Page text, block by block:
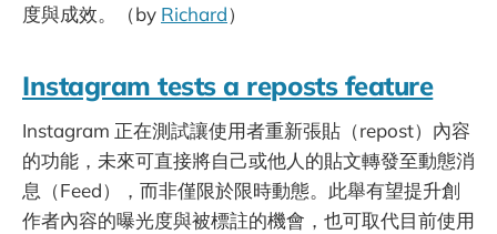
度與成效。（by Richard）
Instagram tests a reposts feature
Instagram 正在測試讓使用者重新張貼（repost）內容
的功能，未來可直接將自己或他人的貼文轉發至動態消
息（Feed），而非僅限於限時動態。此舉有望提升創
作者內容的曝光度與被標註的機會，也可取代目前使用